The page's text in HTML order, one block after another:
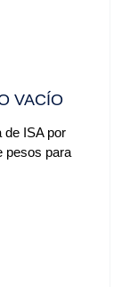
VACÍO
de ISA por
pesos para